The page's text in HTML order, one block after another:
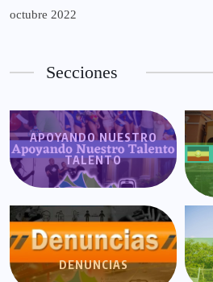
octubre 2022
Secciones
APOYANDO NUESTRO
TALENTO
DENUNCIAS